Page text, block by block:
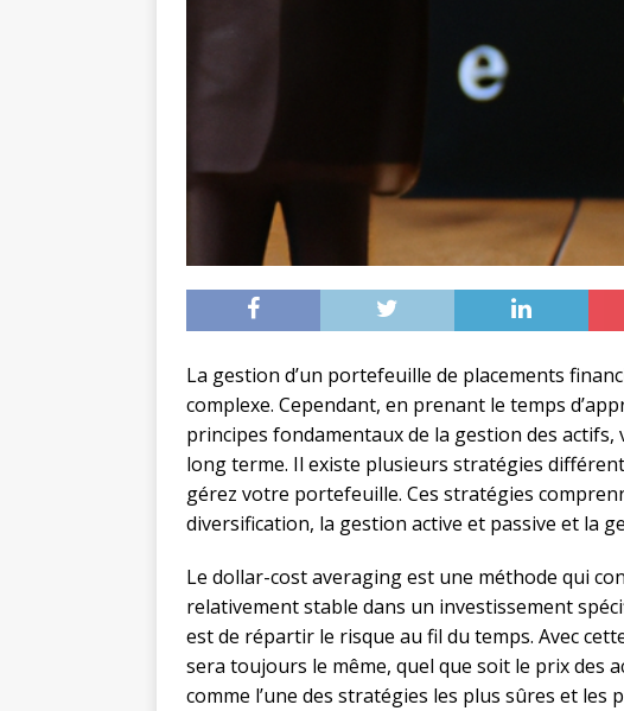
La gestion d’un portefeuille de placements
complexe. Cependant, en prenant le temps
principes fondamentaux de la gestion des
long terme. Il existe plusieurs stratégies
gérez votre portefeuille. Ces stratégies
diversification, la gestion active et passive et la
Le dollar-cost averaging est une méthode qui
relativement stable dans un investissement
est de répartir le risque au fil du temps. Avec
sera toujours le même, quel que soit le prix des
comme l’une des stratégies les plus sûres et